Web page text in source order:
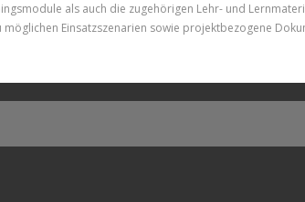
als auch die zugehörigen Lehr- und
Einsatzszenarien sowie projektbezogene